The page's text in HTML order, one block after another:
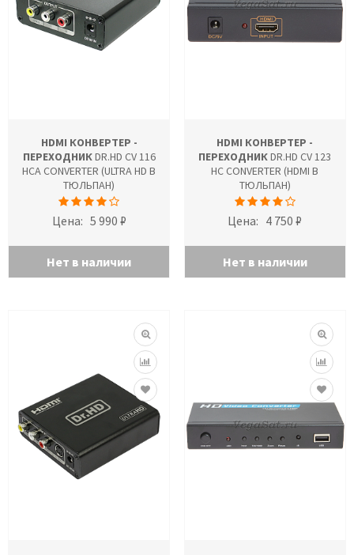
HDMI КОНВЕРТЕР -
ПЕРЕХОДНИКDR.HD CV 116
HCA CONVERTER (ULTRA HD В
ТЮЛЬПАН)
Цена: 5 990 ₽
Нет в наличии
HDMI КОНВЕРТЕР -
ПЕРЕХОДНИКDR.HD CV 123
HC CONVERTER (HDMI В
ТЮЛЬПАН)
Цена: 4 750 ₽
Нет в наличии